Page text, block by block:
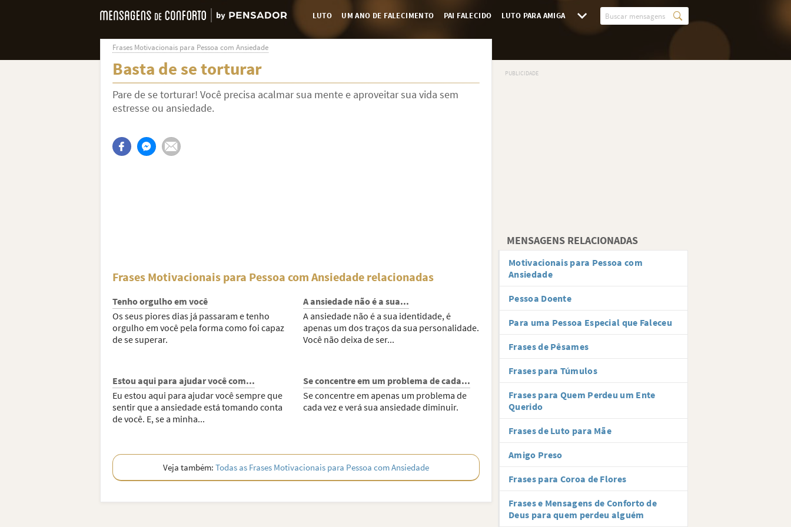
LUTO UM ANO DE FALECIMENTO PAI FALECIDO LUTO PARA AMIGA
Frases Motivacionais para Pessoa com Ansiedade
Basta de se torturar
Pare de se torturar! Você precisa acalmar sua mente e aproveitar sua vida sem
estresse ou ansiedade.
Frases Motivacionais para Pessoa com Ansiedade relacionadas
Tenho orgulho em você
Os seus piores dias já passaram e tenho
orgulho em você pela forma como foi capaz
de se superar.
A ansiedade não é a sua...
A ansiedade não é a sua identidade, é
apenas um dos traços da sua personalidade.
Você não deixa de ser...
Estou aqui para ajudar você com...
Eu estou aqui para ajudar você sempre que
sentir que a ansiedade está tomando conta
de você. E, se a minha...
Se concentre em um problema de cada...
Se concentre em apenas um problema de
cada vez e verá sua ansiedade diminuir.
Veja também: Todas as Frases Motivacionais para Pessoa com Ansiedade
MENSAGENS RELACIONADAS
Motivacionais para Pessoa com
Ansiedade
Pessoa Doente
Para uma Pessoa Especial que Faleceu
Frases de Pêsames
Frases para Túmulos
Frases para Quem Perdeu um Ente
Querido
Frases de Luto para Mãe
Amigo Preso
Frases para Coroa de Flores
Frases e Mensagens de Conforto de
Deus para quem perdeu alguém